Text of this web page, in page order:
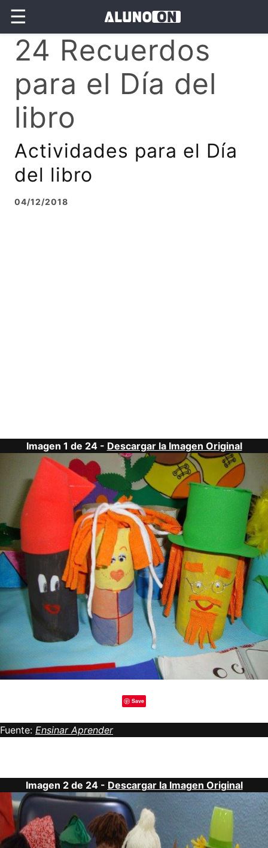
☰
24 Recuerdos
para el Día del
libro
Actividades para el Día
del libro
04/12/2018
Imagen 1 de 24 - Descargar la Imagen Original
Save
Fuente: Ensinar Aprender
Imagen 2 de 24 - Descargar la Imagen Original